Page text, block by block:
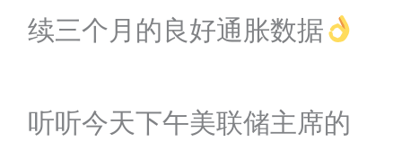
续三个月的良好通胀数据
听听今天下午美联储主席的